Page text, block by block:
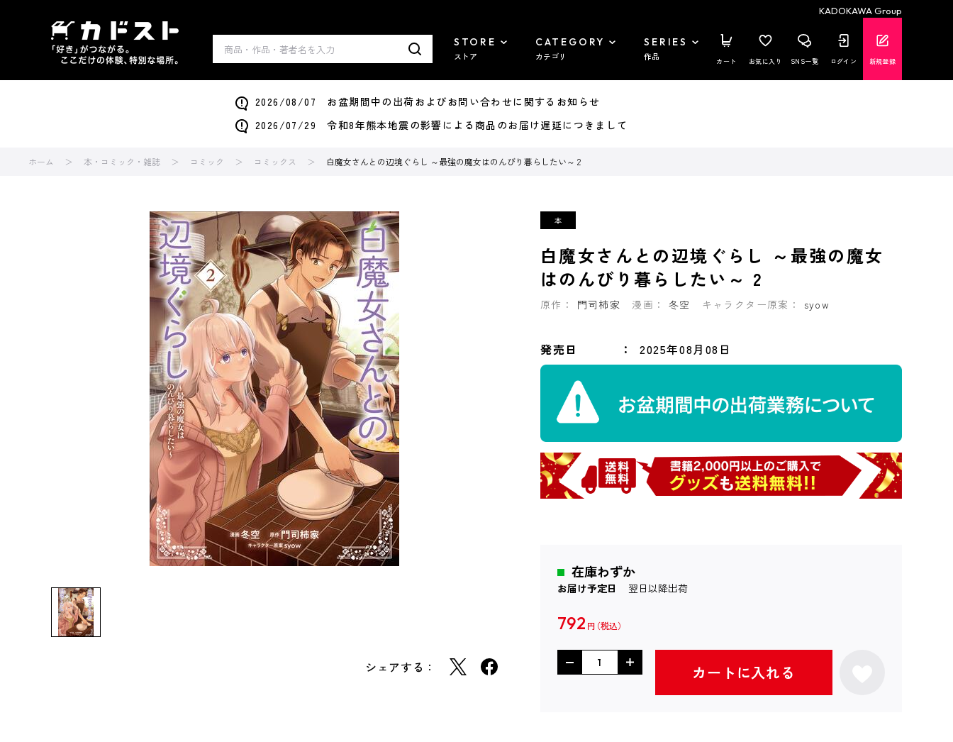
KADOKAWA Group
STORE
ストア
CATEGORY
カテゴリ
SERIES
作品 カート お気に入り SNS一覧 ログイン 新規登録
2026/08/07 お盆期間中の出荷およびお問い合わせに関するお知らせ
2026/07/29 令和8年熊本地震の影響による商品のお届け遅延につきまして
ホーム 本・コミック・雑誌 コミック コミックス 白魔女さんとの辺境ぐらし ～最強の魔女はのんびり暮らしたい～ 2
シェアする：
白魔女さんとの辺境ぐらし ～最強の魔女
はのんびり暮らしたい～ 2
原作： 門司柿家 漫画： 冬空 キャラクター原案： syow
発売日 2025年08月08日
在庫わずか
お届け予定日 翌日以降出荷
792 円
カートに入れる